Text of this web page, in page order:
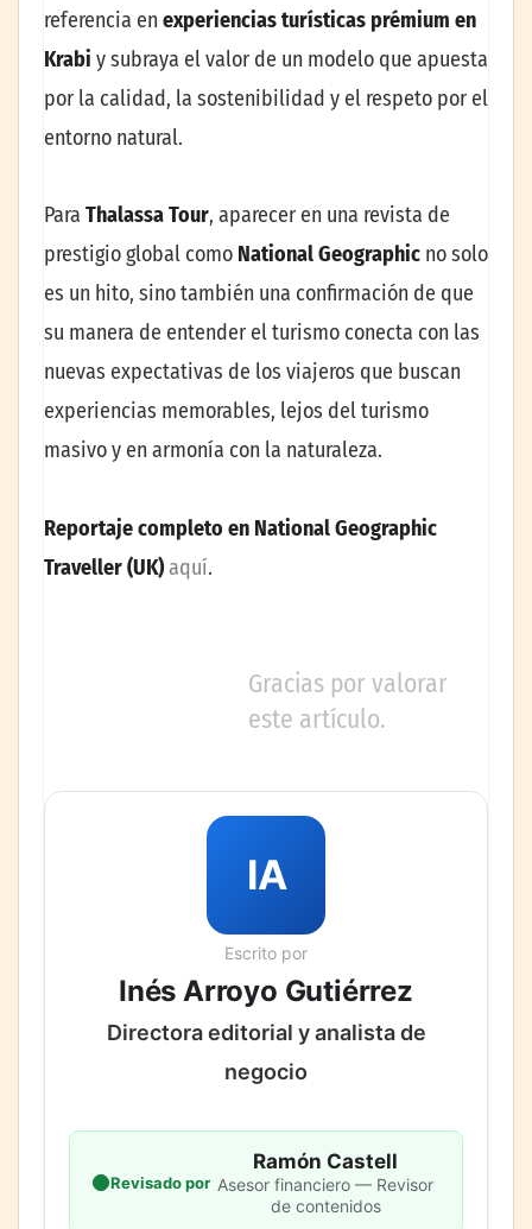
referencia en experiencias turísticas prémium en
Krabi y subraya el valor de un modelo que apuesta
por la calidad, la sostenibilidad y el respeto por el
entorno natural.
Para Thalassa Tour, aparecer en una revista de
prestigio global como National Geographic no solo
es un hito, sino también una confirmación de que
su manera de entender el turismo conecta con las
nuevas expectativas de los viajeros que buscan
experiencias memorables, lejos del turismo
masivo y en armonía con la naturaleza.
Reportaje completo en National Geographic
Traveller (UK)aquí.
Gracias por valorar
este artículo.
IA
Escrito por
Inés Arroyo Gutiérrez
Directora editorial y analista de
negocio
Revisado por
Ramón Castell
Asesor financiero — Revisor
de contenidos